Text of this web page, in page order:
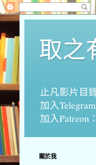
取之
止凡影片目
加入Telegram
加入Patreon：
關於我